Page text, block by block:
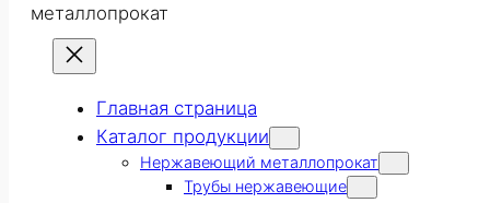
металлопрокат
Главная страница
Каталог продукции
Нержавеющий металлопрокат
Трубы нержавеющие